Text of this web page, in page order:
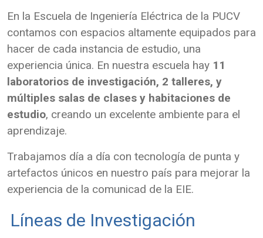
En la Escuela de Ingeniería Eléctrica de la PUCV
contamos con espacios altamente equipados para
hacer de cada instancia de estudio, una
experiencia única. En nuestra escuela hay 11
laboratorios de investigación, 2 talleres, y
múltiples salas de clases y habitaciones de
estudio, creando un excelente ambiente para el
aprendizaje.
Trabajamos día a día con tecnología de punta y
artefactos únicos en nuestro país para mejorar la
experiencia de la comunicad de la EIE.
Líneas de Investigación